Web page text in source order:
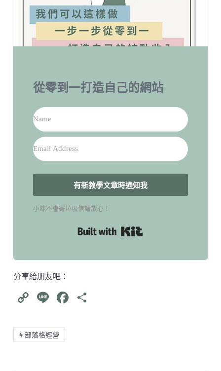
從零到一打造自己的網站
有新教學文章時通知我
小咪不會寄垃圾信請放心！
分享給朋友吧：
C
y
Li
Li
Fa
# 部落格經營